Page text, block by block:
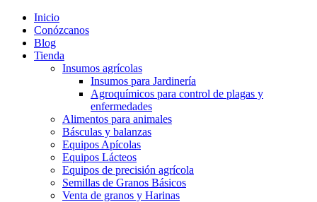
Inicio
Conózcanos
Blog
Tienda
Insumos agrícolas
Insumos para Jardinería
Agroquímicos para control de plagas y
enfermedades
Alimentos para animales
Básculas y balanzas
Equipos Apícolas
Equipos Lácteos
Equipos de precisión agrícola
Semillas de Granos Básicos
Venta de granos y Harinas